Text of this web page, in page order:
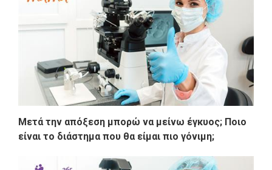
Μετά την απόξεση μπορώ να μείνω έγκυος; Ποιο
είναι το διάστημα που θα είμαι πιο γόνιμη;